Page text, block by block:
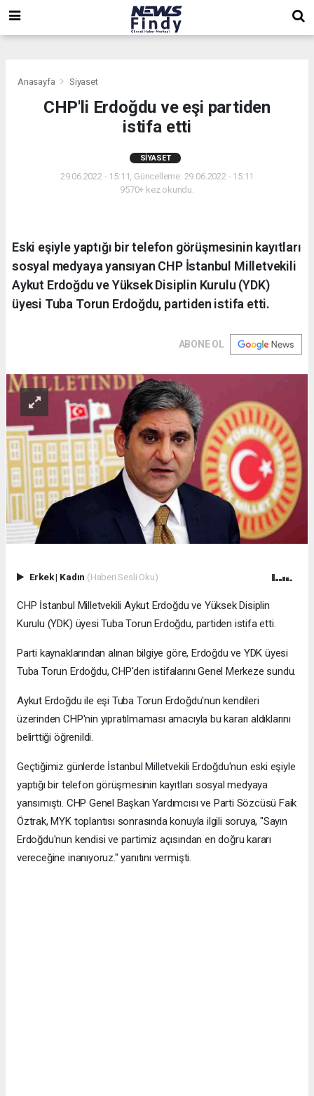
Anasayfa Siyaset
CHP'li Erdoğdu ve eşi partiden
istifa etti
SIYASET
29.06.2022 - 15:11, Güncelleme: 29.06.2022 - 15:11
9570+ kez okundu.
Eski eşiyle yaptığı bir telefon görüşmesinin kayıtları
sosyal medyaya yansıyan CHP İstanbul Milletvekili
Aykut Erdoğdu ve Yüksek Disiplin Kurulu (YDK)
üyesi Tuba Torun Erdoğdu, partiden istifa etti.
ABONE OL
Erkek| Kadın (Haberi Sesli Oku)
CHP İstanbul Milletvekili Aykut Erdoğdu ve Yüksek Disiplin
Kurulu (YDK) üyesi Tuba Torun Erdoğdu, partiden istifa etti.
Parti kaynaklarından alınan bilgiye göre, Erdoğdu ve YDK üyesi
Tuba Torun Erdoğdu, CHP'den istifalarını Genel Merkeze sundu.
Aykut Erdoğdu ile eşi Tuba Torun Erdoğdu'nun kendileri
üzerinden CHP'nin yıpratılmaması amacıyla bu kararı aldıklarını
belirttiği öğrenildi.
Geçtiğimiz günlerde İstanbul Milletvekili Erdoğdu'nun eski eşiyle
yaptığı bir telefon görüşmesinin kayıtları sosyal medyaya
yansımıştı. CHP Genel Başkan Yardımcısı ve Parti Sözcüsü Faik
Öztrak, MYK toplantısı sonrasında konuyla ilgili soruya, "Sayın
Erdoğdu'nun kendisi ve partimiz açısından en doğru kararı
vereceğine inanıyoruz." yanıtını vermişti.